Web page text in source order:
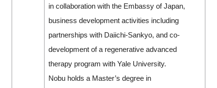
in collaboration with the Embassy of Japan,
business development activities including
partnerships with Daiichi-Sankyo, and co-
development of a regenerative advanced
therapy program with Yale University.
Nobu holds a Master’s degree in